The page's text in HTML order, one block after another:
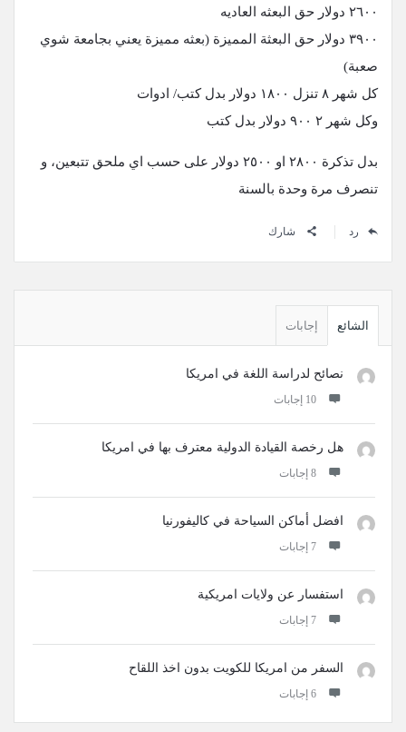
٢٦٠٠ دولار حق البعثه العاديه
٣٩٠٠ دولار حق البعثة المميزة (بعثه مميزة يعني بجامعة شوي
صعبة)
كل شهر ٨ تنزل ١٨٠٠ دولار بدل كتب/ ادوات
وكل شهر ٢ ٩٠٠ دولار بدل كتب
بدل تذكرة ٢٨٠٠ او ٢٥٠٠ دولار على حسب اي ملحق تتبعين، و
تنصرف مرة وحدة بالسنة
رد شارك
الجانبيةالشائع إجابات
نصائح لدراسة اللغة في امريكا
‫10 إجابات
هل رخصة القيادة الدولية معترف بها في امريكا
‫8 إجابات
افضل أماكن السياحة في كاليفورنيا
‫7 إجابات
استفسار عن ولايات امريكية
‫7 إجابات
السفر من امريكا للكويت بدون اخذ اللقاح
‫6 إجابات